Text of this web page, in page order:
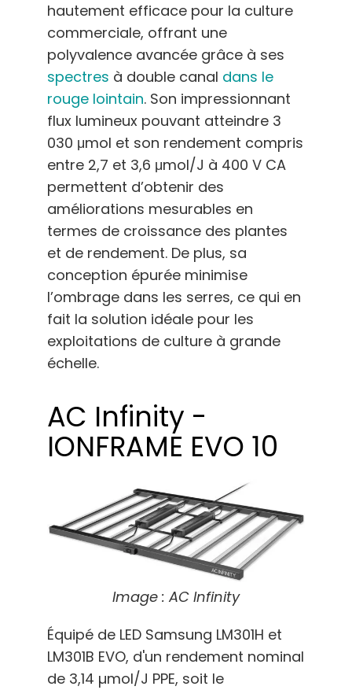
hautement efficace pour la culture
commerciale, offrant une
polyvalence avancée grâce à ses
spectres à double canal dans le
rouge lointain. Son impressionnant
flux lumineux pouvant atteindre 3
030 μmol et son rendement compris
entre 2,7 et 3,6 μmol/J à 400 V CA
permettent d’obtenir des
améliorations mesurables en
termes de croissance des plantes
et de rendement. De plus, sa
conception épurée minimise
l’ombrage dans les serres, ce qui en
fait la solution idéale pour les
exploitations de culture à grande
échelle.
AC Infinity -
IONFRAME EVO 10
Image : AC Infinity
Équipé de LED Samsung LM301H et
LM301B EVO, d'un rendement nominal
de 3,14 µmol/J PPE, soit le